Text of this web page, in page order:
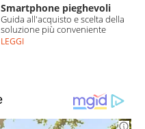
Smartphone pieghevoli
Guida all'acquisto e scelta della
soluzione più conveniente
LEGGI